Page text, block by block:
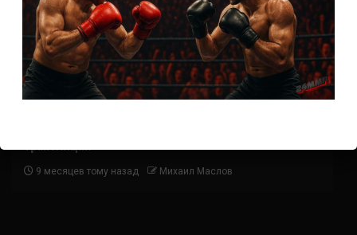
трансляция
9 месяцев тому назад Михаил Маслов